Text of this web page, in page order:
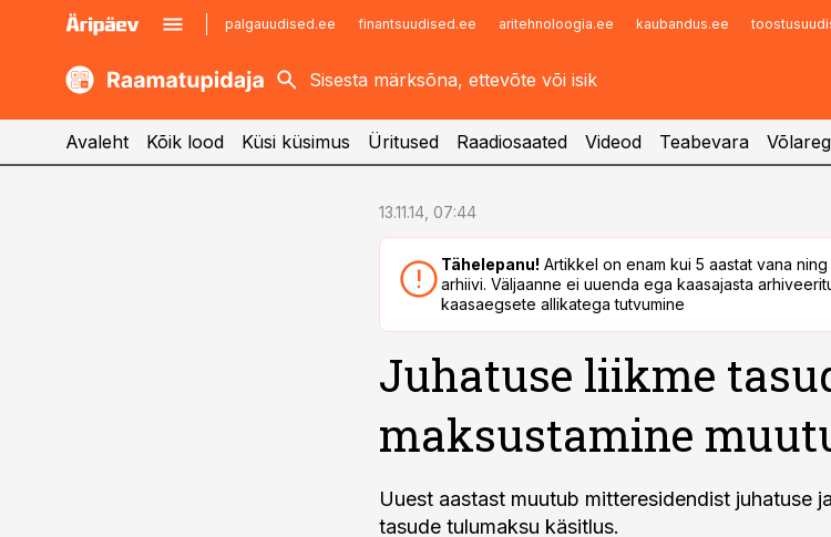
palgauudised.ee finantsuudised.ee aritehnoloogia.ee kaubandus.ee
kaubandus.ee
kinnisvarauudised.ee
imelineajalugu.ee
Infopank
Avaleht Kõik lood Küsi küsimus Üritused Raadiosaated Videod Teabevara
13.11.14, 07:44
Tähelepanu! Artikkel on enam kui 5 aastat vana
arhiivi. Väljaanne ei uuenda ega kaasajasta
kaasaegsete allikatega tutvumine
Juhatuse liikme
maksustamine
Uuest aastast muutub mitteresidendist juhatuse
tasude tulumaksu käsitlus.